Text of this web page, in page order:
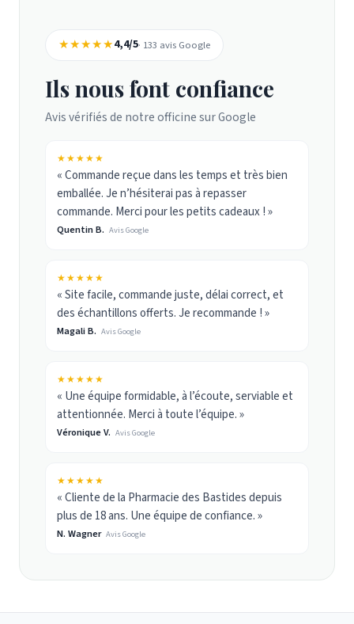
★★★★★4,4/5· 133 avis Google
Ils nous font confiance
Avis vérifiés de notre officine sur Google
★★★★★
« Commande reçue dans les temps et très bien
emballée. Je n’hésiterai pas à repasser
commande. Merci pour les petits cadeaux ! »
Quentin B. Avis Google
★★★★★
« Site facile, commande juste, délai correct, et
des échantillons offerts. Je recommande ! »
Magali B. Avis Google
★★★★★
« Une équipe formidable, à l’écoute, serviable et
attentionnée. Merci à toute l’équipe. »
Véronique V. Avis Google
★★★★★
« Cliente de la Pharmacie des Bastides depuis
plus de 18 ans. Une équipe de confiance. »
N. Wagner Avis Google